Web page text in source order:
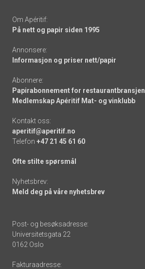
Om Apéritif:
På nett og papir siden 1995
Annonsere:
Informasjon og priser nett/papir
Abonnere:
Papirabonnement for restaurantbransjen
Medlemskap Apéritif Mat- og vinklubb
Kontakt oss:
aperitif@aperitif.no
Telefon +47 21 45 61 60
Ofte stilte spørsmål
Nyhetsbrev:
Meld deg på våre nyhetsbrev
Post- og besøksadresse:
Universitetsgata 22
0162 Oslo
Fakturaadresse: